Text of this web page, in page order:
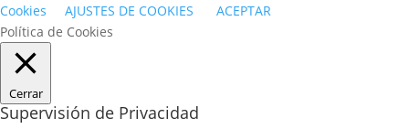
Cookies
AJUSTES DE COOKIES
ACEPTAR
Política de Cookies
Cerrar
Supervisión de Privacidad